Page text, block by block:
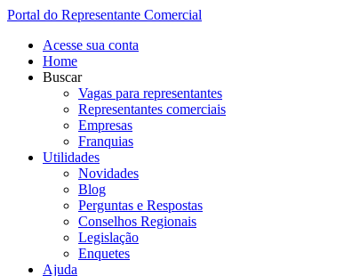
Portal do Representante Comercial
Acesse sua conta
Home
Buscar
Vagas para representantes
Representantes comerciais
Empresas
Franquias
Utilidades
Novidades
Blog
Perguntas e Respostas
Conselhos Regionais
Legislação
Enquetes
Ajuda